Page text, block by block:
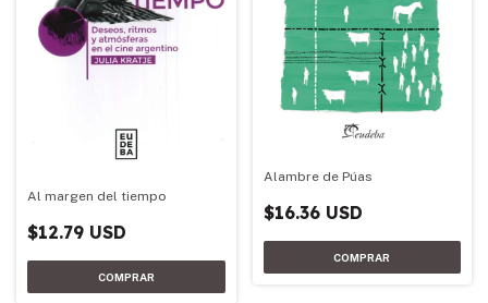
Al margen del tiempo
$12.79 USD
Alambre de Púas
$16.36 USD